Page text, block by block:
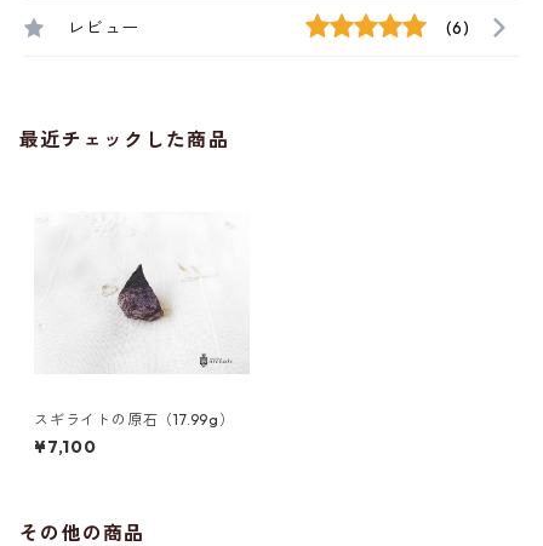
レビュー (6)
最近チェックした商品
スギライトの原石（17.99g）
¥7,100
その他の商品